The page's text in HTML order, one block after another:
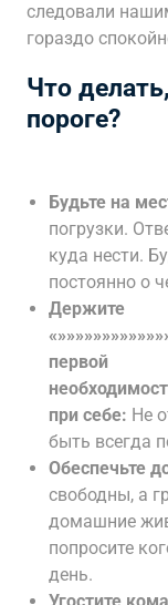
следовали
гораздо
Что
пороге?
Будьте на
погрузки.
куда нести.
постоянно о
Держите
первой
при себе: Не
быть всегда
Обеспечьте
свободны, а
домашние
попросите
день.